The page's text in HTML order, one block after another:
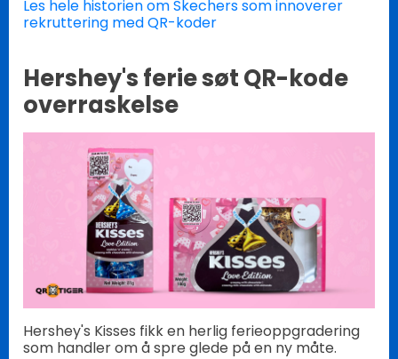
Les hele historien om Skechers som innoverer
rekruttering med QR-koder
Hershey's ferie søt QR-kode
overraskelse
Hershey's Kisses fikk en herlig ferieoppgradering
som handler om å spre glede på en ny måte.